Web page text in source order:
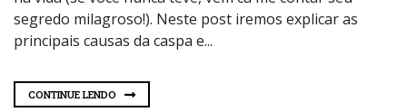
segredo milagroso!). Neste post iremos explicar as
principais causas da caspa e...
CONTINUE LENDO